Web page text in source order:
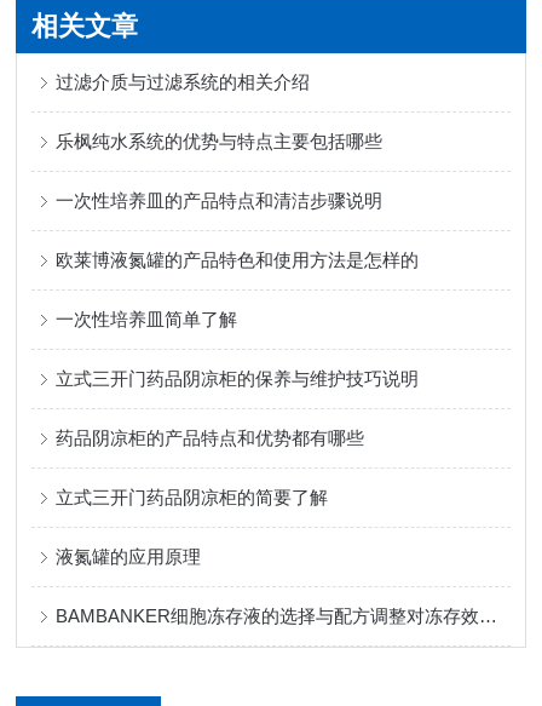
相关文章
过滤介质与过滤系统的相关介绍
乐枫纯水系统的优势与特点主要包括哪些
一次性培养皿的产品特点和清洁步骤说明
欧莱博液氮罐的产品特色和使用方法是怎样的
一次性培养皿简单了解
立式三开门药品阴凉柜的保养与维护技巧说明
药品阴凉柜的产品特点和优势都有哪些
立式三开门药品阴凉柜的简要了解
液氮罐的应用原理
BAMBANKER细胞冻存液的选择与配方调整对冻存效果的影响